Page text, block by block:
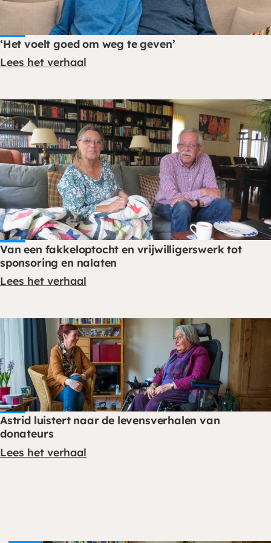
‘Het voelt goed om weg te geven’
Lees het verhaal
Van een fakkeloptocht en vrijwilligerswerk tot
sponsoring en nalaten
Lees het verhaal
Astrid luistert naar de levensverhalen van
donateurs
Lees het verhaal